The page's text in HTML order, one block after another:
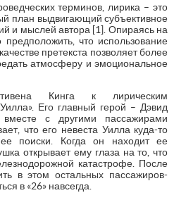
терминов, лирика – это
план выдвигающий субъективное
и мыслей автора [1]. Опираясь на
что использование
претекста позволяет более
атмосферу и эмоциональное
Кинга к лирическим
Его главный герой – Дэвид
с другими пассажирами
что его невеста Уилла куда-то
поиски. Когда он находит ее
открывает ему глаза на то, что
катастрофе. После
в этом остальных пассажиров-
в «26» навсегда.